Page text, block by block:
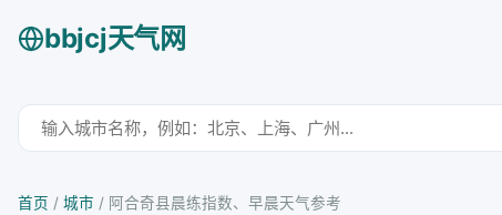
bbjcj天气网
首页 / 城市 / 阿合奇县晨练指数、早晨天气参考